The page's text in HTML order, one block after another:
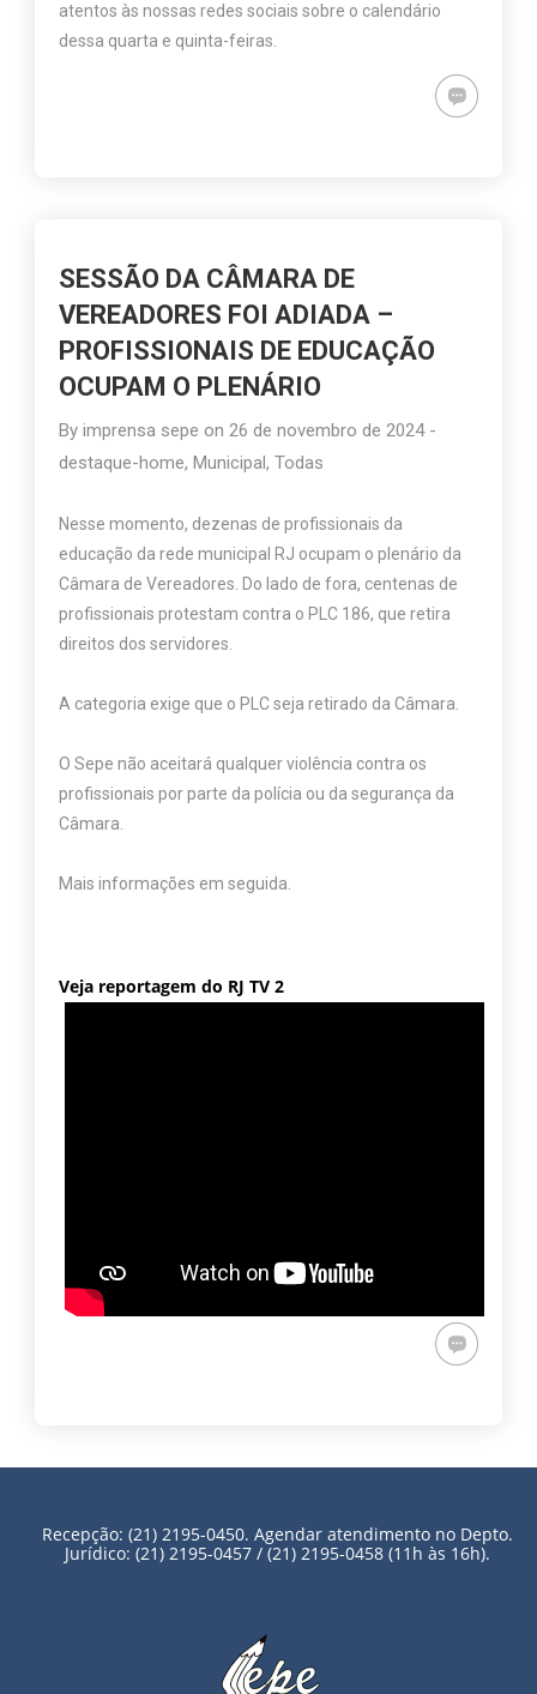
atentos às nossas redes sociais sobre o calendário
dessa quarta e quinta-feiras.
SESSÃO DA CÂMARA DE
VEREADORES FOI ADIADA –
PROFISSIONAIS DE EDUCAÇÃO
OCUPAM O PLENÁRIO
Byimprensa sepe on26 de novembro de 2024 -
destaque-home,Municipal,Todas
Nesse momento, dezenas de profissionais da
educação da rede municipal RJ ocupam o plenário da
Câmara de Vereadores. Do lado de fora, centenas de
profissionais protestam contra o PLC 186, que retira
direitos dos servidores.
A categoria exige que o PLC seja retirado da Câmara.
O Sepe não aceitará qualquer violência contra os
profissionais por parte da polícia ou da segurança da
Câmara.
Mais informações em seguida.
Veja reportagem do RJ TV 2
Recepção: (21) 2195-0450. Agendar atendimento no Depto.
Jurídico: (21) 2195-0457 / (21) 2195-0458 (11h às 16h).